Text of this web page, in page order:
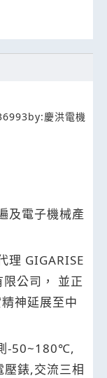
by:慶洪電機
及電子機械產
理 GIGARISE
公司， 並正
神延展至中
-50~180℃,
錶,交流三相